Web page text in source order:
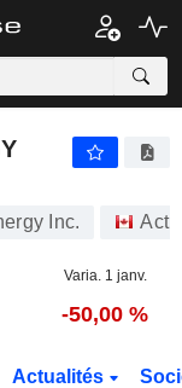
Inc.
Varia. 1 janv.
-50,00 %
Actualités